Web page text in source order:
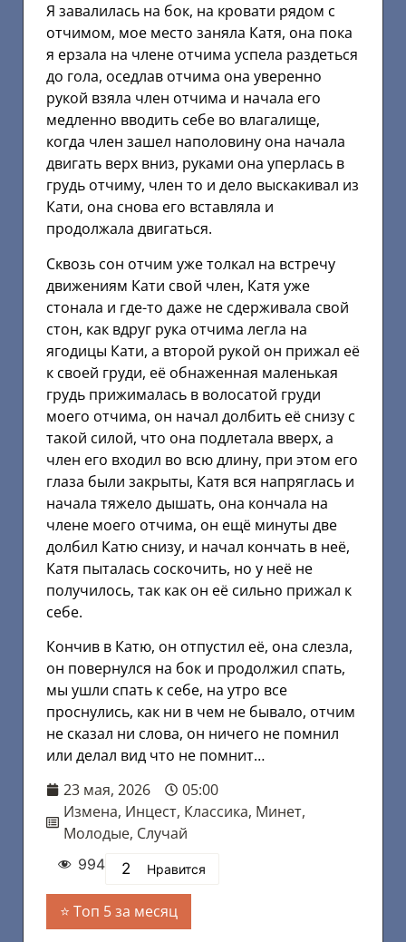
Я завалилась на бок, на кровати рядом с
отчимом, мое место заняла Катя, она пока
я ерзала на члене отчима успела раздеться
до гола, оседлав отчима она уверенно
рукой взяла член отчима и начала его
медленно вводить себе во влагалище,
когда член зашел наполовину она начала
двигать верх вниз, руками она уперлась в
грудь отчиму, член то и дело выскакивал из
Кати, она снова его вставляла и
продолжала двигаться.
Сквозь сон отчим уже толкал на встречу
движениям Кати свой член, Катя уже
стонала и где-то даже не сдерживала свой
стон, как вдруг рука отчима легла на
ягодицы Кати, а второй рукой он прижал её
к своей груди, её обнаженная маленькая
грудь прижималась в волосатой груди
моего отчима, он начал долбить её снизу с
такой силой, что она подлетала вверх, а
член его входил во всю длину, при этом его
глаза были закрыты, Катя вся напряглась и
начала тяжело дышать, она кончала на
члене моего отчима, он ещё минуты две
долбил Катю снизу, и начал кончать в неё,
Катя пыталась соскочить, но у неё не
получилось, так как он её сильно прижал к
себе.
Кончив в Катю, он отпустил её, она слезла,
он повернулся на бок и продолжил спать,
мы ушли спать к себе, на утро все
проснулись, как ни в чем не бывало, отчим
не сказал ни слова, он ничего не помнил
или делал вид что не помнит…
23 мая, 2026
05:00
Измена, Инцест, Классика, Минет,
Молодые, Случай
994 2 Нравится
Топ 5 за месяц